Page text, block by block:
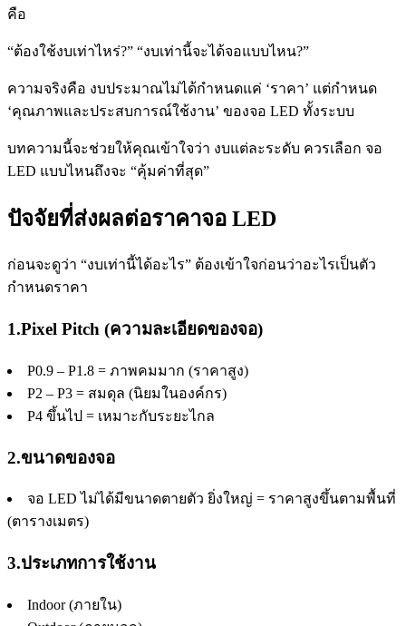
คือ
“ต้องใช้งบเท่าไหร่?” “งบเท่านี้จะได้จอแบบไหน?”
ความจริงคือ งบประมาณไม่ได้กำหนดแค่ ‘ราคา’ แต่กำหนด
‘คุณภาพและประสบการณ์ใช้งาน’ ของจอ LED ทั้งระบบ
บทความนี้จะช่วยให้คุณเข้าใจว่า งบแต่ละระดับ ควรเลือก จอ
LED แบบไหนถึงจะ “คุ้มค่าที่สุด”
ปัจจัยที่ส่งผลต่อราคาจอ LED
ก่อนจะดูว่า “งบเท่านี้ได้อะไร” ต้องเข้าใจก่อนว่าอะไรเป็นตัว
กำหนดราคา
1.Pixel Pitch (ความละเอียดของจอ)
P0.9 – P1.8 = ภาพคมมาก (ราคาสูง)
P2 – P3 = สมดุล (นิยมในองค์กร)
P4 ขึ้นไป = เหมาะกับระยะไกล
2.ขนาดของจอ
จอ LED ไม่ได้มีขนาดตายตัว ยิ่งใหญ่ = ราคาสูงขึ้นตามพื้นที่
(ตารางเมตร)
3.ประเภทการใช้งาน
Indoor (ภายใน)